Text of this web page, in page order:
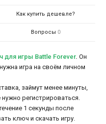
Как купить дешевле?
Вопросы 0
для игры Battle Forever. Он
игра на своём личном
займут менее минуты,
регистрироваться.
1 секунды после
ключ и скачать игру.